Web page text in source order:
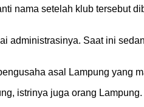
nama setelah klub tersebut
administrasinya. Saat ini
asal Lampung yang
istrinya juga orang